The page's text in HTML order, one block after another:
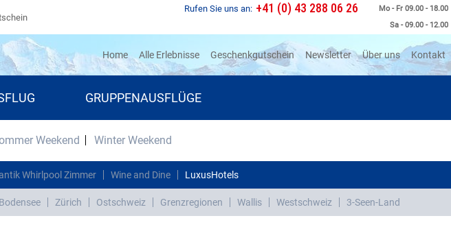
Mo - Fr 09.00 - 18.00
Sa - 09.00 - 12.00
Rufen Sie uns an: +41 (0) 43 288 06 26
Home(current)
Alle Erlebnisse Geschenkgutschein Newsletter Über uns Kontakt
GRUPPENAUSFLÜGE
Weekend Winter Weekend
Whirlpool Zimmer Wine and Dine LuxusHotels
Bodensee Zürich Ostschweiz Grenzregionen Wallis Westschweiz 3-Seen-Land